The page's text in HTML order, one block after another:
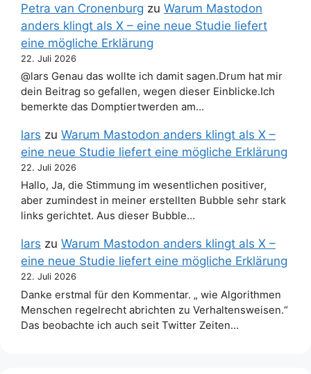
Petra van Cronenburg zu Warum Mastodon
anders klingt als X – eine neue Studie liefert
eine mögliche Erklärung
22. Juli 2026
@lars Genau das wollte ich damit sagen.Drum hat mir
dein Beitrag so gefallen, wegen dieser Einblicke.Ich
bemerkte das Domptiertwerden am…
lars zu Warum Mastodon anders klingt als X –
eine neue Studie liefert eine mögliche Erklärung
22. Juli 2026
Hallo, Ja, die Stimmung im wesentlichen positiver,
aber zumindest in meiner erstellten Bubble sehr stark
links gerichtet. Aus dieser Bubble…
lars zu Warum Mastodon anders klingt als X –
eine neue Studie liefert eine mögliche Erklärung
22. Juli 2026
Danke erstmal für den Kommentar. „ wie Algorithmen
Menschen regelrecht abrichten zu Verhaltensweisen.“
Das beobachte ich auch seit Twitter Zeiten…